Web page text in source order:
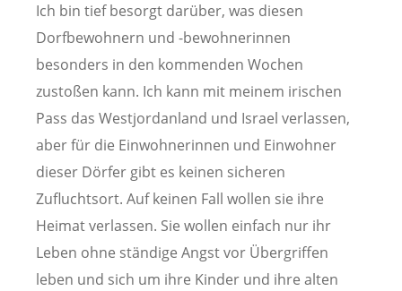
Ich bin tief besorgt darüber, was diesen
Dorfbewohnern und -bewohnerinnen
besonders in den kommenden Wochen
zustoßen kann. Ich kann mit meinem irischen
Pass das Westjordanland und Israel verlassen,
aber für die Einwohnerinnen und Einwohner
dieser Dörfer gibt es keinen sicheren
Zufluchtsort. Auf keinen Fall wollen sie ihre
Heimat verlassen. Sie wollen einfach nur ihr
Leben ohne ständige Angst vor Übergriffen
leben und sich um ihre Kinder und ihre alten